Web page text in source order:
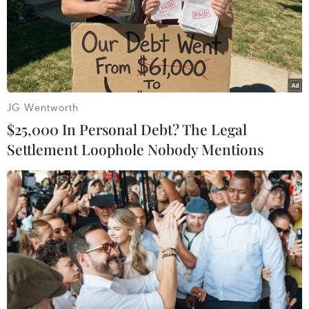
Buổi hòa nhạc kéo dài 639
năm vừa mới hoàn thành
4% hành trình
06/08/2026 11:54
Dự thảo Luật Kiến trúc: Bổ
sung quy định nhận diện
bản sắc văn hóa dân tộc
Khởi động xét chọn Doanh
nghiệp đạt chuẩn văn hóa
kinh doanh Việt Nam 2026
06/08/2026 10:42
Xã Tây Giang khai mạc
Ngày hội văn hóa Cơ Tu lần
thứ 1
06/08/2026 10:38
JG Wentworth
$25,000 In Personal Debt? The Legal
Settlement Loophole Nobody Mentions